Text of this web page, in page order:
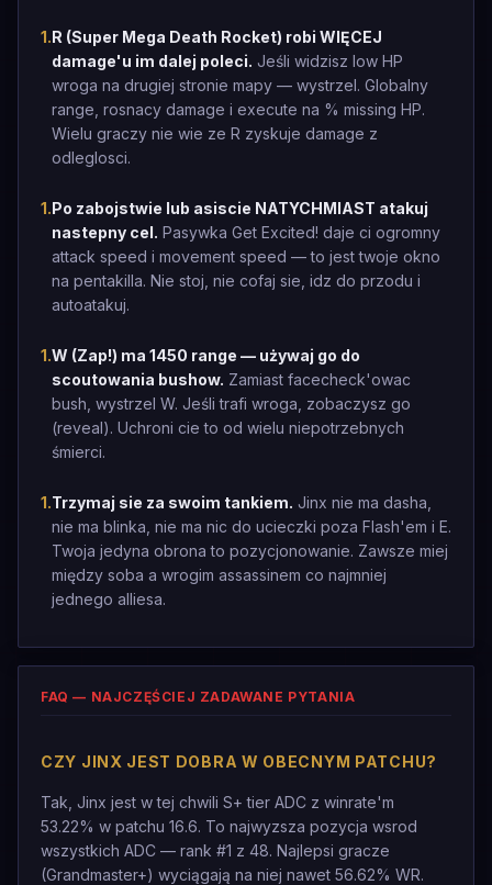
1.R (Super Mega Death Rocket) robi WIĘCEJ
damage'u im dalej poleci. Jeśli widzisz low HP
wroga na drugiej stronie mapy — wystrzel. Globalny
range, rosnacy damage i execute na % missing HP.
Wielu graczy nie wie ze R zyskuje damage z
odleglosci.
1.Po zabojstwie lub asiscie NATYCHMIAST atakuj
nastepny cel. Pasywka Get Excited! daje ci ogromny
attack speed i movement speed — to jest twoje okno
na pentakilla. Nie stoj, nie cofaj sie, idz do przodu i
autoatakuj.
1.W (Zap!) ma 1450 range — używaj go do
scoutowania bushow. Zamiast facecheck'owac
bush, wystrzel W. Jeśli trafi wroga, zobaczysz go
(reveal). Uchroni cie to od wielu niepotrzebnych
śmierci.
1.Trzymaj sie za swoim tankiem. Jinx nie ma dasha,
nie ma blinka, nie ma nic do ucieczki poza Flash'em i E.
Twoja jedyna obrona to pozycjonowanie. Zawsze miej
między soba a wrogim assassinem co najmniej
jednego alliesa.
FAQ — NAJCZĘŚCIEJ ZADAWANE PYTANIA
CZY JINX JEST DOBRA W OBECNYM PATCHU?
Tak, Jinx jest w tej chwili S+ tier ADC z winrate'm
53.22% w patchu 16.6. To najwyzsza pozycja wsrod
wszystkich ADC — rank #1 z 48. Najlepsi gracze
(Grandmaster+) wyciągają na niej nawet 56.62% WR.